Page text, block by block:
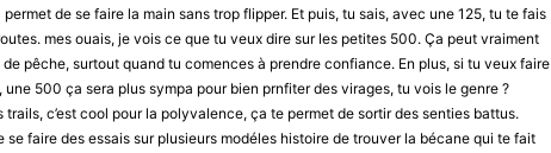
permet de se faire la main sans trop flipper. Et puis, tu sais, avec une 125, tu te fais
mes ouais, je vois ce que tu veux dire sur les petites 500. Ça peut vraiment
pêche, surtout quand tu comences à prendre confiance. En plus, si tu veux faire
une 500 ça sera plus sympa pour bien prnfiter des virages, tu vois le genre ?
trails, c’est cool pour la polyvalence, ça te permet de sortir des senties battus.
se faire des essais sur plusieurs modéles histoire de trouver la bécane qui te fait